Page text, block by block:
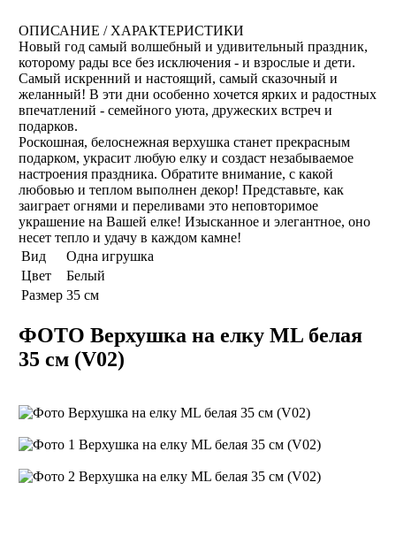
ОПИСАНИЕ / ХАРАКТЕРИСТИКИ
Новый год самый волшебный и удивительный праздник,
которому рады все без исключения - и взрослые и дети.
Самый искренний и настоящий, самый сказочный и
желанный! В эти дни особенно хочется ярких и радостных
впечатлений - семейного уюта, дружеских встреч и
подарков.
Роскошная, белоснежная верхушка станет прекрасным
подарком, украсит любую елку и создаст незабываемое
настроения праздника. Обратите внимание, с какой
любовью и теплом выполнен декор! Представьте, как
заиграет огнями и переливами это неповторимое
украшение на Вашей елке! Изысканное и элегантное, оно
несет тепло и удачу в каждом камне!
Вид
Одна игрушка
Цвет
Белый
Размер 35 см
ФОТО Верхушка на елку ML белая
35 см (V02)